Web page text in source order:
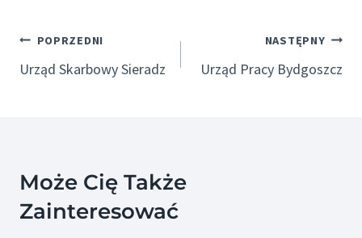
Nawigacja
Wpisu
POPRZEDNI
Urząd Skarbowy Sieradz
NASTĘPNY
Urząd Pracy Bydgoszcz
Może Cię Także
Zainteresować